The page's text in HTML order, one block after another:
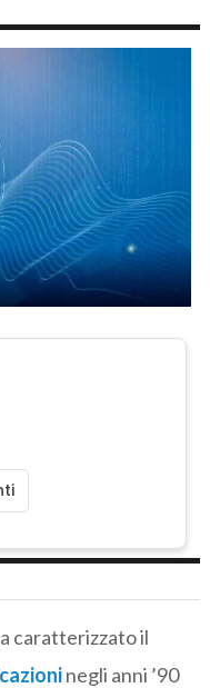
caratterizzato il
negli anni ’90